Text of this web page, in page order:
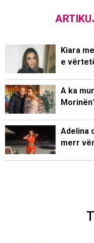
Kiara
e
A ka
Adelina
merr